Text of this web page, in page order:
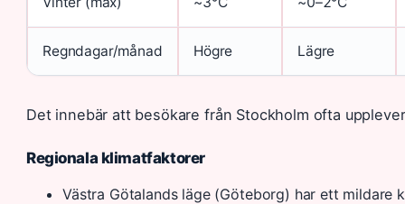
Regndagar/månad Högre Lägre
Det innebär att besökare från Stockholm ofta
Regionala klimatfaktorer
Västra Götalands läge (Göteborg) har ett mildare